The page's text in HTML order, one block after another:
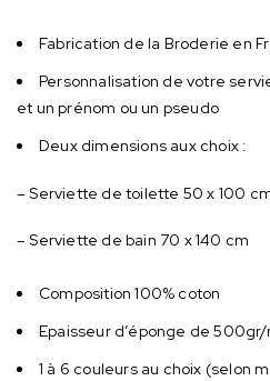
Fabrication de la Broderie en
Personnalisation de votre
et un prénom ou un pseudo
Deux dimensions aux choix :
– Serviette de toilette 50 x 100
– Serviette de bain 70 x 140 cm
Composition 100% coton
Epaisseur d’éponge de 500gr/
1 à 6 couleurs au choix (selon